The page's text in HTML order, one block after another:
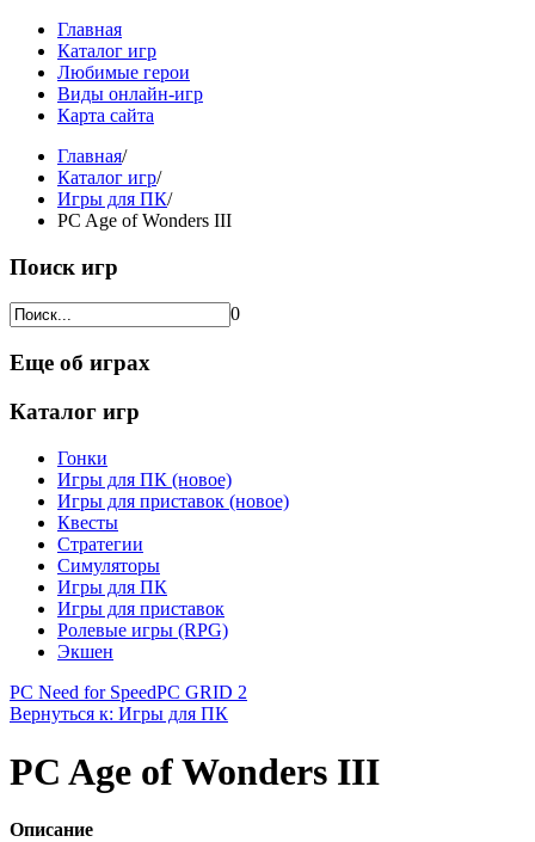
Главная
Каталог игр
Любимые герои
Виды онлайн-игр
Карта сайта
Главная/
Каталог игр/
Игры для ПК/
PC Age of Wonders III
Поиск игр
0
Еще об играх
Каталог игр
Гонки
Игры для ПК (новое)
Игры для приставок (новое)
Квесты
Стратегии
Симуляторы
Игры для ПК
Игры для приставок
Ролевые игры (RPG)
Экшен
PC Need for SpeedPC GRID 2
Вернуться к: Игры для ПК
PC Age of Wonders III
Описание